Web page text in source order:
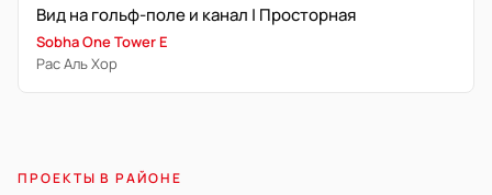
Вид на гольф-поле и канал | Просторная
Sobha One Tower E
Рас Аль Хор
ПРОЕКТЫ В РАЙОНЕ